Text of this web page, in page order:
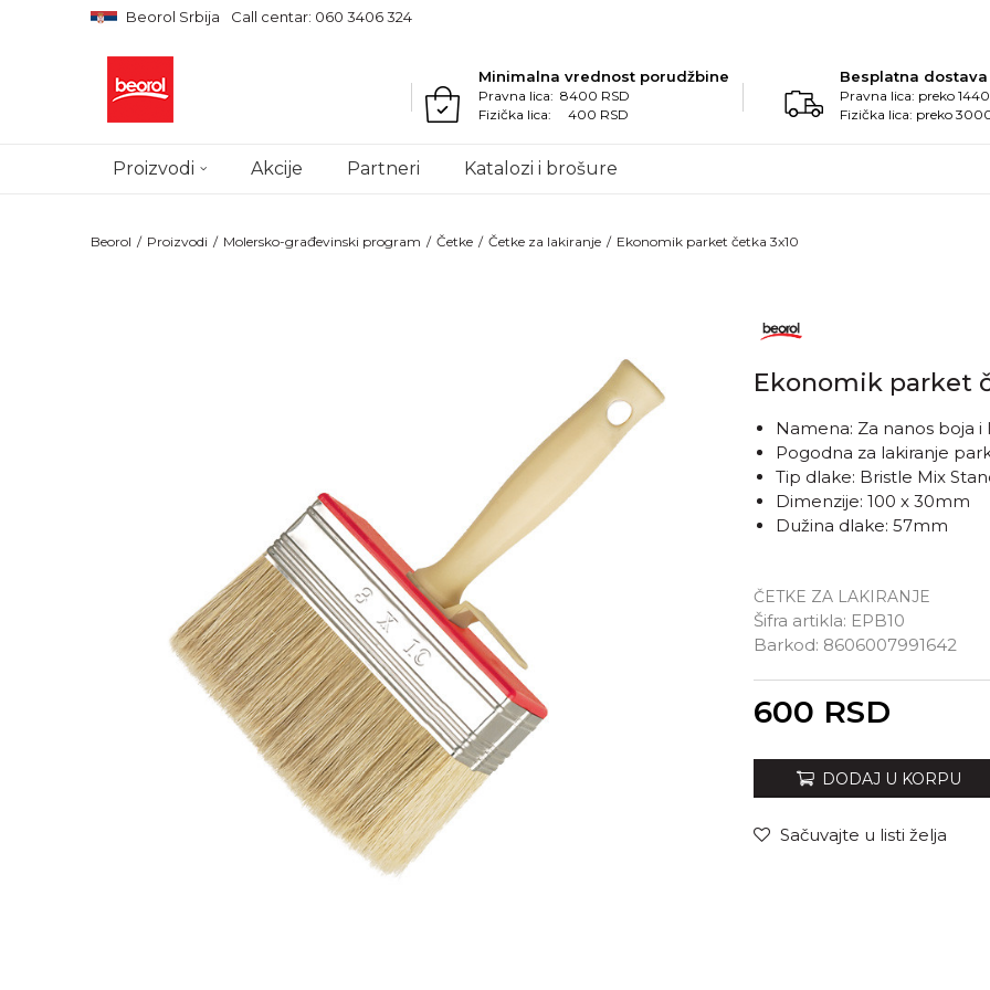
Beorol Srbija Call centar: 060 3406 324
Minimalna vrednost porudžbine
Pravna lica: 8400 RSD
Fizička lica: 400 RSD
Besplatna dostava
Pravna lica: preko
Fizička lica: preko
Proizvodi Akcije Partneri Katalozi i brošure
Beorol Proizvodi Molersko-građevinski program Četke Četke za lakiranje Ekonomik parket četka 3x10
Ekonomik parket
ČETKE ZA LAKIRANJE
Šifra artikla: EPB10
Barkod: 8606007991642
Namena: Za nanos boja i
Pogodna za lakiranje
Tip dlake: Bristle Mix
Dimenzije: 100 x 30mm
Dužina dlake: 57mm
600 RSD
DODAJ U KORPU
Sačuvajte u listi želja